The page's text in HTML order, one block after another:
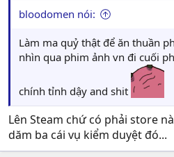
bloodomen nói:
Làm ma quỷ thật để ăn thuần
nhìn qua phim ảnh vn đi cuối
chính tỉnh dậy and shit
Lên Steam chứ có phải store
dăm ba cái vụ kiểm duyệt đó...